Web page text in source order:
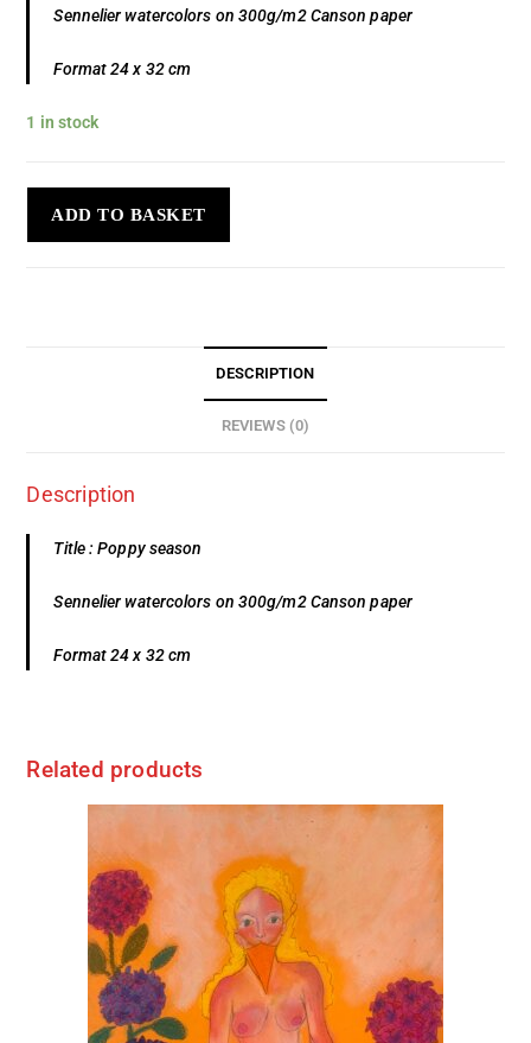
Sennelier watercolors on 300g/m2 Canson paper
Format 24 x 32 cm
1 in stock
ADD TO BASKET
DESCRIPTION
REVIEWS (0)
Description
Title : Poppy season
Sennelier watercolors on 300g/m2 Canson paper
Format 24 x 32 cm
Related products